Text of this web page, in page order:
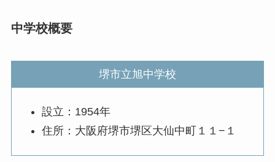
中学校概要
堺市立旭中学校
設立：1954年
住所：大阪府堺市堺区大仙中町１１−１